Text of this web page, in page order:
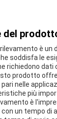
del
è un
soddisfa le
richiedono dati
prodotto
nelle
più
è
con un tempo di